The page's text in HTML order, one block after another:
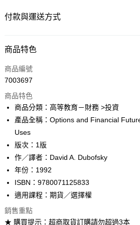
付款與運送方式
付款方式
信用卡一次付款
Apple Pay
Google Pay
ATM付款
運送方式
全家取貨付款
每筆NT$60
商品特色
商品編號
7003697
商品特色
商品分類：高等教育－財務 >投資
產品全稱：Options and Financial
Uses
版次：1版
作／譯者：David A. Dubofsky
年份：1992
ISBN：9780071125833
適用課程：期貨／選擇權
銷售重點
★ 購買提示：超商取貨訂購請勿超過3本